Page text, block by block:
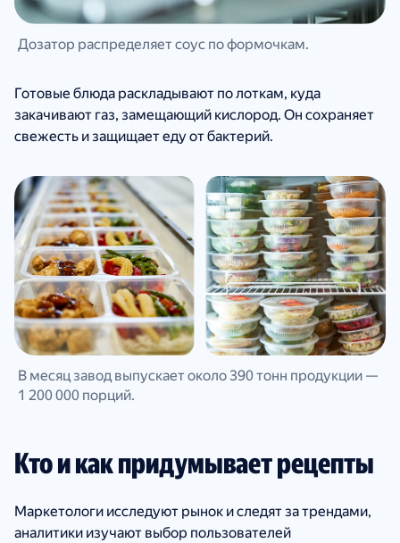
Дозатор распределяет соус по формочкам.
Готовые блюда раскладывают по лоткам, куда
закачивают газ, замещающий кислород. Он сохраняет
свежесть и защищает еду от бактерий.
В месяц завод выпускает около 390 тонн продукции —
1 200 000 порций.
Кто и как придумывает рецепты
Маркетологи исследуют рынок и следят за трендами,
аналитики изучают выбор пользователей